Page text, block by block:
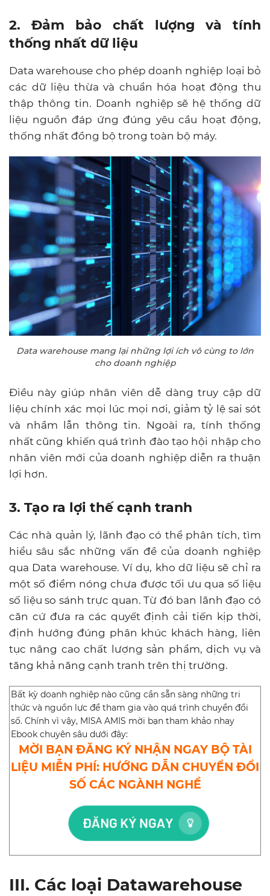
2. Đảm bảo chất lượng và tính
thống nhất dữ liệu
Data warehouse cho phép doanh nghiệp loại bỏ
các dữ liệu thừa và chuẩn hóa hoạt động thu
thập thông tin. Doanh nghiệp sẽ hệ thống dữ
liệu nguồn đáp ứng đúng yêu cầu hoạt động,
thống nhất đồng bộ trong toàn bộ máy.
Data warehouse mang lại những lợi ích vô cùng to lớn
cho doanh nghiệp
Điều này giúp nhân viên dễ dàng truy cập dữ
liệu chính xác mọi lúc mọi nơi, giảm tỷ lệ sai sót
và nhầm lẫn thông tin. Ngoài ra, tính thống
nhất cũng khiến quá trình đào tạo hội nhập cho
nhân viên mới của doanh nghiệp diễn ra thuận
lợi hơn.
3. Tạo ra lợi thế cạnh tranh
Các nhà quản lý, lãnh đạo có thể phân tích, tìm
hiểu sâu sắc những vấn đề của doanh nghiệp
qua Data warehouse. Ví dụ, kho dữ liệu sẽ chỉ ra
một số điểm nóng chưa được tối ưu qua số liệu
số liệu so sánh trực quan. Từ đó ban lãnh đạo có
căn cứ đưa ra các quyết định cải tiến kịp thời,
định hướng đúng phân khúc khách hàng, liên
tục nâng cao chất lượng sản phẩm, dịch vụ và
tăng khả năng cạnh tranh trên thị trường.
Bất kỳ doanh nghiệp nào cũng cần sẵn sàng những tri
thức và nguồn lực để tham gia vào quá trình chuyển đổi
số. Chính vì vậy, MISA AMIS mời bạn tham khảo nhay
Ebook chuyên sâu dưới đây:
MỜI BẠN ĐĂNG KÝ NHẬN NGAY BỘ TÀI
LIỆU MIỄN PHÍ: HƯỚNG DẪN CHUYỂN ĐỔI
SỐ CÁC NGÀNH NGHỀ
III. Các loại Datawarehouse